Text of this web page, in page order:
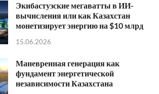
Экибастузские мегаватты в ИИ-
вычисления или как Казахстан
монетизирует энергию на $10 млрд
15.06.2026
Маневренная генерация как
фундамент энергетической
независимости Казахстана